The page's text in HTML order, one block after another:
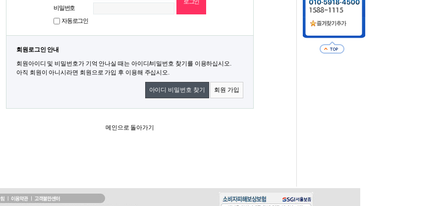
비밀번호
자동로그인
회원로그인 안내
회원아이디 및 비밀번호가 기억 안나실 때는 아이디/비밀번호 찾기를 이용하십시오.
아직 회원이 아니시라면 회원으로 가입 후 이용해 주십시오.
아이디 비밀번호 찾기 회원 가입
메인으로 돌아가기